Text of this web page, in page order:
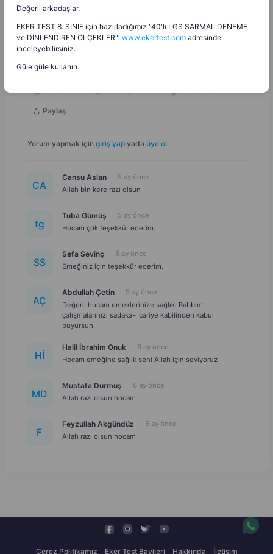
2025 - 2026 Lise / Ortaöğretim Din Kültürü ve Ahlak Bilgisi
188 KB Doc
7Yorum 63Teşekkür Hata Bildir
Paylaş
Yorum yapmak için giriş yap yada üye ol.
CA
Cansu Aslan
5 ay önce
Allah bin kere razı olsun
tg
Tuba Gümüş
5 ay önce
Hocam çok teşekkür ederim.
SS
Sefa Sevinç
5 ay önce
Emeğiniz için teşekkür ederim.
AÇ
Abdullah Çetin
5 ay önce
Değerli hocam emeklerinize sağlık. Rabbim
çalışmalarınızı sadaka-i cariye kabilinden kabul
buyursun.
Hİ
Halil İbrahim Onuk
6 ay önce
Hocam emeğine sağlık seni Allah için seviyoruz
MD
Mustafa Durmuş
6 ay önce
Allah razı olsun hocam
F
Feyzullah Akgündüz
6 ay önce
Allah razı olsun hocam
Çerez Politikamız Eker Test Bayileri Hakkında İletişim
Değerli arkadaşlar.
EKER TEST 8. SINIF için hazırladığımız "40'lı LGS SARMAL DENEME
ve DİNLENDİREN ÖLÇEKLER"i www.ekertest.com adresinde
inceleyebilirsiniz.
Güle güle kullanın.